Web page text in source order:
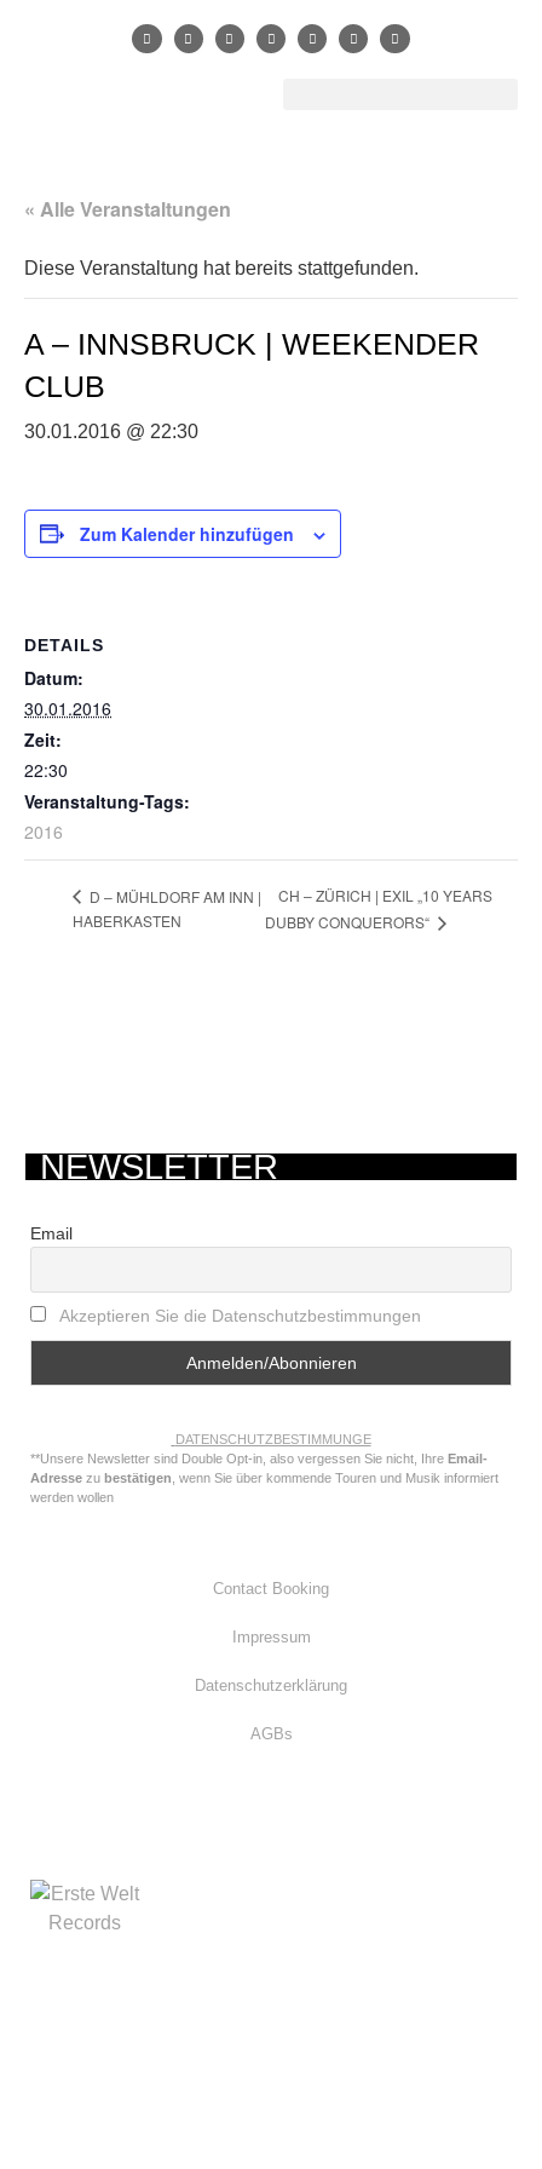
« Alle Veranstaltungen
Diese Veranstaltung hat bereits stattgefunden.
A – INNSBRUCK | WEEKENDER
CLUB
30.01.2016 @ 22:30
Zum Kalender hinzufügen
DETAILS
Datum:
30.01.2016
Zeit:
22:30
Veranstaltung-Tags:
2016
D – MÜHLDORF AM INN |
HABERKASTEN
CH – ZÜRICH | EXIL „10 YEARS
DUBBY CONQUERORS“
NEWSLETTER
Email
Akzeptieren Sie die Datenschutzbestimmungen
DATENSCHUTZBESTIMMUNGE
**Unsere Newsletter sind Double Opt-in, also vergessen Sie nicht, Ihre Email-
Adresse zu bestätigen , wenn Sie über kommende Touren und Musik informiert
werden wollen
Contact Booking
Impressum
Datenschutzerklärung
AGBs